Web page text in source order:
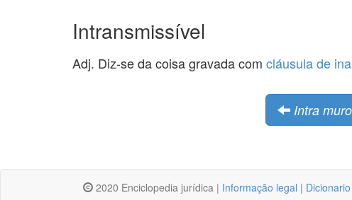
Intransmissível
Adj. Diz-se da coisa gravada com cláusula de
Intra
2020 Enciclopedia jurídica | Informação legal |